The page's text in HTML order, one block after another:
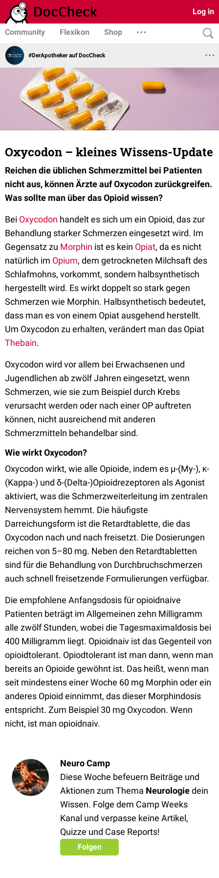
Log in
Community Flexikon Shop
#DerApotheker auf DocCheck
Oxycodon – kleines Wissens-Update
Reichen die üblichen Schmerzmittel bei Patienten
nicht aus, können Ärzte auf Oxycodon zurückgreifen.
Was sollte man über das Opioid wissen?
Bei Oxycodon handelt es sich um ein Opioid, das zur
Behandlung starker Schmerzen eingesetzt wird. Im
Gegensatz zu Morphin ist es kein Opiat, da es nicht
natürlich im Opium, dem getrockneten Milchsaft des
Schlafmohns, vorkommt, sondern halbsynthetisch
hergestellt wird. Es wirkt doppelt so stark gegen
Schmerzen wie Morphin. Halbsynthetisch bedeutet,
dass man es von einem Opiat ausgehend herstellt.
Um Oxycodon zu erhalten, verändert man das Opiat
Thebain.
Oxycodon wird vor allem bei Erwachsenen und
Jugendlichen ab zwölf Jahren eingesetzt, wenn
Schmerzen, wie sie zum Beispiel durch Krebs
verursacht werden oder nach einer OP auftreten
können, nicht ausreichend mit anderen
Schmerzmitteln behandelbar sind.
Wie wirkt Oxycodon?
Oxycodon wirkt, wie alle Opioide, indem es µ-(My-), κ-
(Kappa-) und δ-(Delta-)Opioidrezeptoren als Agonist
aktiviert, was die Schmerzweiterleitung im zentralen
Nervensystem hemmt. Die häufigste
Darreichungsform ist die Retardtablette, die das
Oxycodon nach und nach freisetzt. Die Dosierungen
reichen von 5–80 mg. Neben den Retardtabletten
sind für die Behandlung von Durchbruchschmerzen
auch schnell freisetzende Formulierungen verfügbar.
Die empfohlene Anfangsdosis für opioidnaive
Patienten beträgt im Allgemeinen zehn Milligramm
alle zwölf Stunden, wobei die Tagesmaximaldosis bei
400 Milligramm liegt. Opioidnaiv ist das Gegenteil von
opioidtolerant. Opiodtolerant ist man dann, wenn man
bereits an Opioide gewöhnt ist. Das heißt, wenn man
seit mindestens einer Woche 60 mg Morphin oder ein
anderes Opioid einnimmt, das dieser Morphindosis
entspricht. Zum Beispiel 30 mg Oxycodon. Wenn
nicht, ist man opioidnaiv.
Neuro Camp
Diese Woche befeuern Beiträge und
Aktionen zum Thema Neurologiedein
Wissen. Folge dem Camp Weeks
Kanal und verpasse keine Artikel,
Quizze und Case Reports!
Folgen